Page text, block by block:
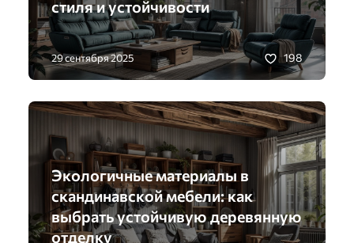
стиля и устойчивости
29 сентября 2025 198
Экологичные материалы в
скандинавской мебели: как
выбрать устойчивую деревянную
отделку